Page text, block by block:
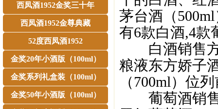
西凤酒1952金奖三十年
西凤酒1952金尊典藏
52度西凤酒1952
金奖20年小酒版（100ml）
金奖系列礼盒装（100ml）
金奖50年小酒版（100ml）
茅台酒（
有6款白酒,4款
白酒销售方
粮液东方娇子
（700ml）位
葡萄酒销售